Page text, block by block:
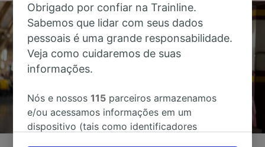
Obrigado por confiar na Trainline.
Sabemos que lidar com seus dados
pessoais é uma grande responsabilidade.
Veja como cuidaremos de suas
informações.
Nós e nossos115 parceiros armazenamos
e/ou acessamos informações em um
dispositivo (tais como identificadores